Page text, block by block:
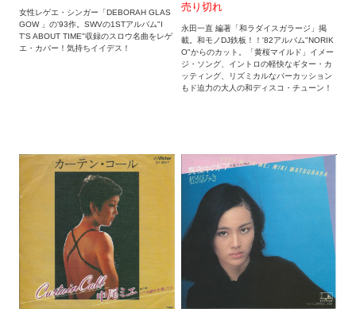
女性レゲエ・シンガー「DEBORAH GLAS
GOW 」の'93作。SWVの1STアルバム"I
T'S ABOUT TIME"収録のスロウ名曲をレゲ
エ・カバー！気持ちイイデス！
売り切れ
永田一直 編著「和ラダイスガラージ」掲
載。和モノDJ鉄板！！'82アルバム"NORIK
O"からのカット。「黄桜マイルド」イメー
ジ・ソング、イントロの軽快なギター・カ
ッティング、リズミカルなパーカッション
もド迫力の大人の和ディスコ・チューン！